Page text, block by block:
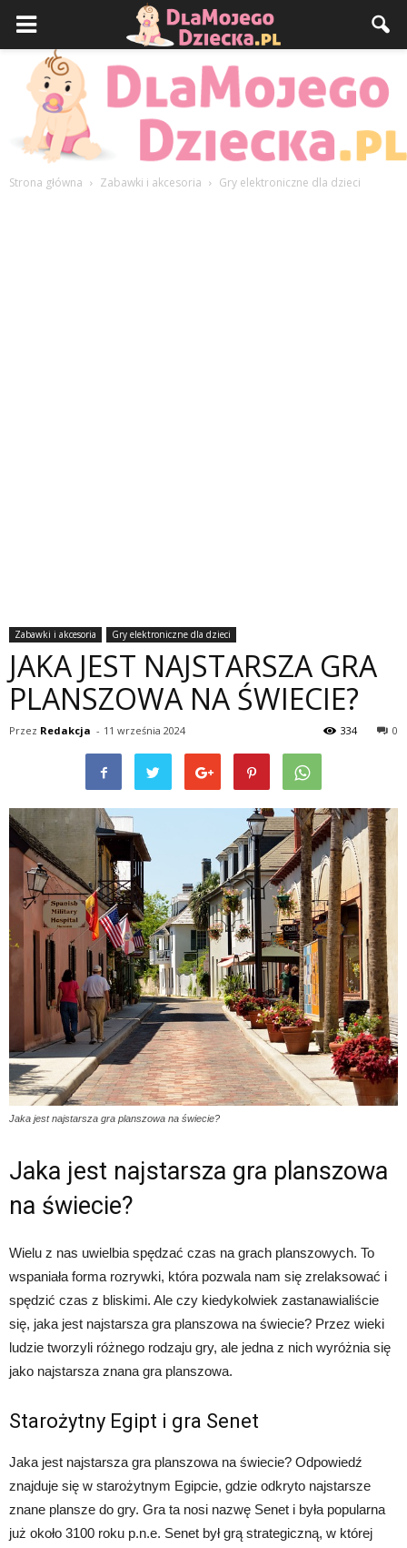
Strona główna Zabawki i akcesoria Gry elektroniczne dla dzieci
Zabawki i akcesoria Gry elektroniczne dla dzieci
JAKA JEST NAJSTARSZA GRA
PLANSZOWA NA ŚWIECIE?
Przez Redakcja - 11 września 2024 0
334
Jaka jest najstarsza gra planszowa na świecie?
Jaka jest najstarsza gra planszowa
na świecie?
Wielu z nas uwielbia spędzać czas na grach planszowych. To
wspaniała forma rozrywki, która pozwala nam się zrelaksować i
spędzić czas z bliskimi. Ale czy kiedykolwiek zastanawialiście
się, jaka jest najstarsza gra planszowa na świecie? Przez wieki
ludzie tworzyli różnego rodzaju gry, ale jedna z nich wyróżnia się
jako najstarsza znana gra planszowa.
Starożytny Egipt i gra Senet
Jaka jest najstarsza gra planszowa na świecie? Odpowiedź
znajduje się w starożytnym Egipcie, gdzie odkryto najstarsze
znane plansze do gry. Gra ta nosi nazwę Senet i była popularna
już około 3100 roku p.n.e. Senet był grą strategiczną, w której